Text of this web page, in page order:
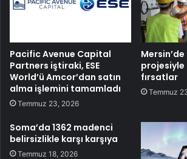
Pacific Avenue Capital
Partners iştiraki, ESE
World’ü Amcor’dan satın
alma işlemini tamamladı
Temmuz 23, 2026
Mersin’de
projesiyle
fırsatlar
Temmuz
Soma’da 1362 madenci
belirsizlikle karşı karşıya
Temmuz 18, 2026